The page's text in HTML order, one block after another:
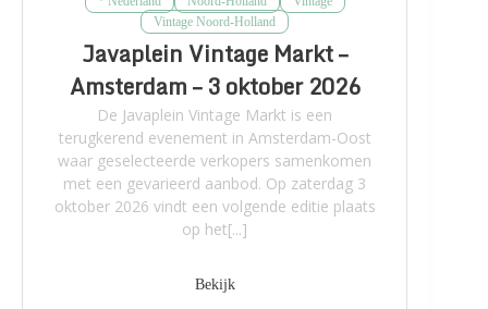
Vintage Noord-Holland
Javaplein Vintage Markt –
Amsterdam – 3 oktober 2026
De Javaplein Vintage Markt is een
terugkerend evenement in Amsterdam-Oost
waar geselecteerde verkopers samenkomen
met een gevarieerd aanbod. Op zaterdag 3
oktober 2026 vindt een volgende editie plaats
op het[...]
Bekijk